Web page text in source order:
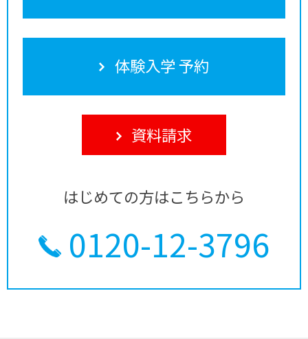
体験入学 予約
資料請求
はじめての方はこちらから
0120-12-3796